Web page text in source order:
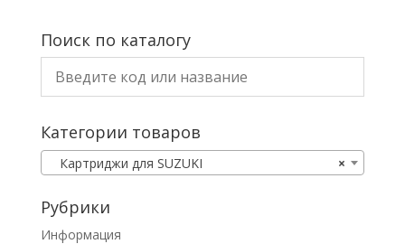
Поиск по каталогу
Категории товаров
×
Картриджи для SUZUKI
Рубрики
Информация